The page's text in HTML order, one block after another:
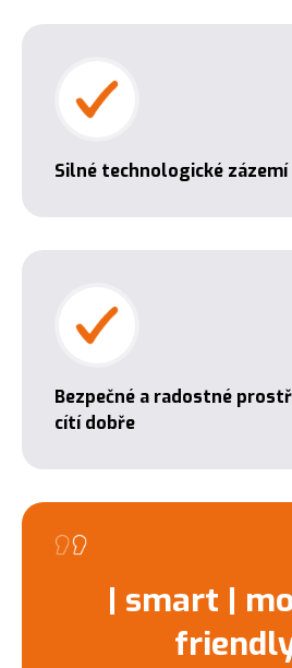
Silné technologické zázemí
Bezpečné a radostné
cítí dobře
| smart |